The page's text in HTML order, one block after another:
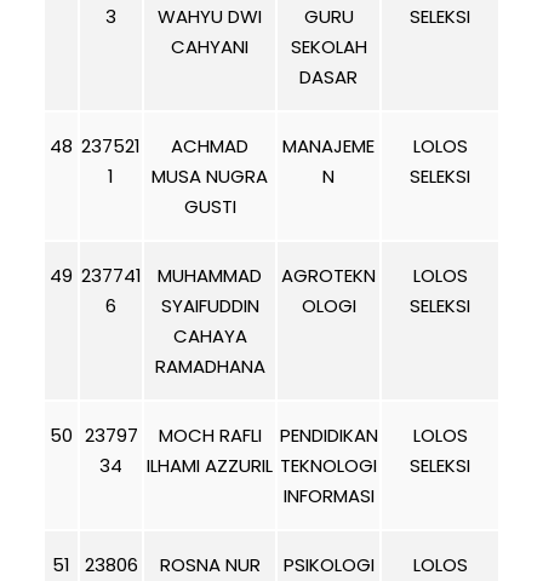
3
WAHYU DWI
CAHYANI
GURU
SEKOLAH
DASAR
SELEKSI
48 237521
1
ACHMAD
MUSA NUGRA
GUSTI
MANAJEME
N
LOLOS
SELEKSI
49 237741
6
MUHAMMAD
SYAIFUDDIN
CAHAYA
RAMADHANA
AGROTEKN
OLOGI
LOLOS
SELEKSI
50 23797
34
MOCH RAFLI
ILHAMI AZZURIL
PENDIDIKAN
TEKNOLOGI
INFORMASI
LOLOS
SELEKSI
51
23806
ROSNA NUR
PSIKOLOGI
LOLOS